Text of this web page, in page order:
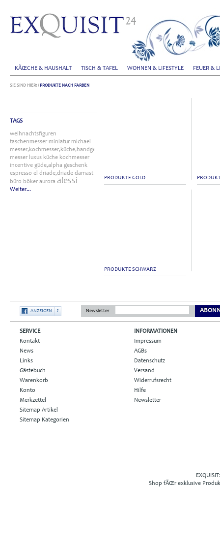
KÃŒCHE & HAUSHALT TISCH & TAFEL WOHNEN & LIFESTYLE FEUER &
SIE SIND HIER: / PRODUKTE NACH FARBEN
TAGS
weihnachtsfiguren
taschenmesser miniatur michael
messer,kochmesser,küche,handgefertigt
messer luxus küche kochmesser
incentive güde,alpha geschenk
espresso el driade,driade damast
büro böker aurora alessi
Weiter...
PRODUKTE GOLD
PRODUKTE SCHWARZ
ANZEIGEN ? Newsletter
SERVICE
Kontakt
News
Links
Gästebuch
Warenkorb
Konto
Merkzettel
Sitemap Artikel
Sitemap Kategorien
INFORMATIONEN
Impressum
AGBs
Datenschutz
Versand
Widerrufsrecht
Hilfe
Newsletter
Shop fÃŒr exklusive